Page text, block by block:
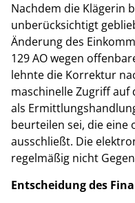
Nachdem die Klägerin
unberücksichtigt
Änderung des
129 AO wegen
lehnte die Korrektur
maschinelle Zugriff auf
als
beurteilen sei, die
ausschließt. Die
regelmäßig nicht
Entscheidung des